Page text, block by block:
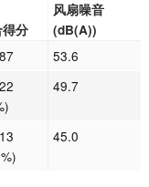
分
风扇噪音
(dB(A))
53.6
49.7
45.0